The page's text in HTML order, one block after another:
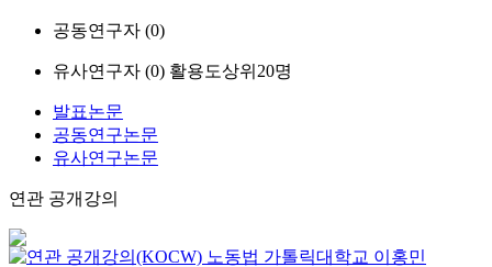
공동연구자 (0)
유사연구자 (0) 활용도상위20명
발표논문
공동연구논문
유사연구논문
연관 공개강의
노동법 가톨릭대학교 이홍민